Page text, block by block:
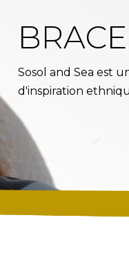
Sosol and Sea est
d'inspiration